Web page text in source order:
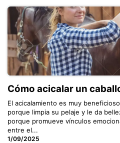
Cómo acicalar un
El acicalamiento es muy
porque limpia su pelaje y le da
porque promueve vínculos
entre el...
1/09/2025